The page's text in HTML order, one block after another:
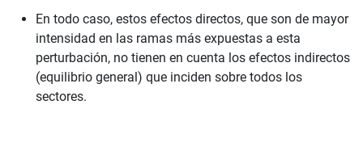
En todo caso, estos efectos directos, que son de mayor
intensidad en las ramas más expuestas a esta
perturbación, no tienen en cuenta los efectos indirectos
(equilibrio general) que inciden sobre todos los
sectores.